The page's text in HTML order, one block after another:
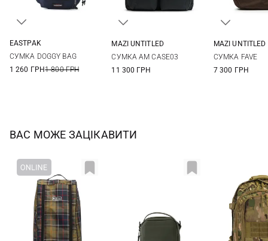
EASTPAK
СУМКА DOGGY BAG
1 260 ГРН1 800 ГРН
MAZI UNTITLED
СУМКА AM CASE03
11 300 ГРН
MAZI UNTITLED
СУМКА FAVE
7 300 ГРН
ВАС МОЖЕ ЗАЦІКАВИТИ